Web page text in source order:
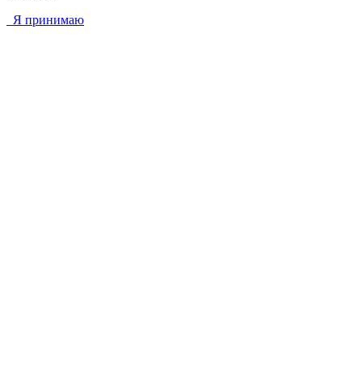
Я принимаю